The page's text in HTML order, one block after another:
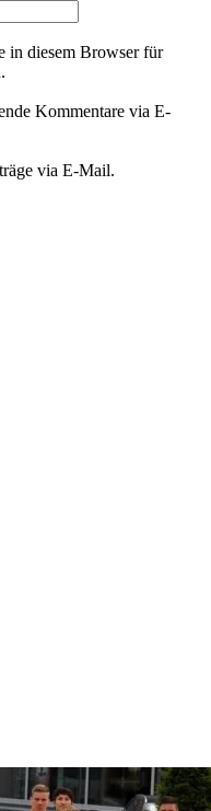
in diesem Browser für
Kommentare via E-
via E-Mail.